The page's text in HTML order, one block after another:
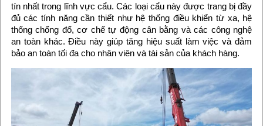
tín nhất trong lĩnh vực cẩu. Các loại cẩu này được trang bị đầy
đủ các tính năng cần thiết như hệ thống điều khiển từ xa, hệ
thống chống đổ, cơ chế tự động cân bằng và các công nghệ
an toàn khác. Điều này giúp tăng hiệu suất làm việc và đảm
bảo an toàn tối đa cho nhân viên và tài sản của khách hàng.